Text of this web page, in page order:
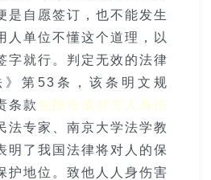
是自愿签订，也不能发生
人单位不懂这个道理，以
字就行。判定无效的法律
》第53条，该条明文规
条款 免除造成对方人身伤
法专家、南京大学法学教
明了我国法律将对人的保
护地位。致他人人身伤害